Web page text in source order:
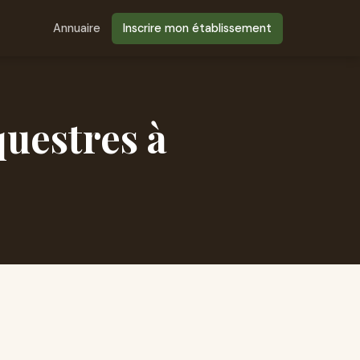
Annuaire Inscrire mon établissement
à